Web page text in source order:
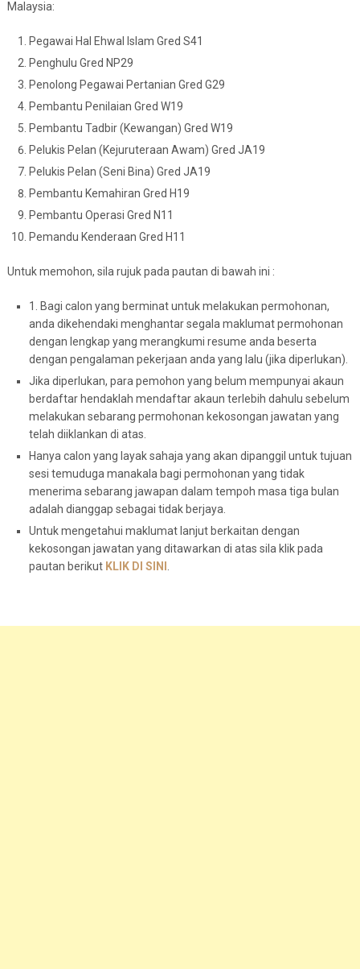
Malaysia:
Pegawai Hal Ehwal Islam Gred S41
Penghulu Gred NP29
Penolong Pegawai Pertanian Gred G29
Pembantu Penilaian Gred W19
Pembantu Tadbir (Kewangan) Gred W19
Pelukis Pelan (Kejuruteraan Awam) Gred JA19
Pelukis Pelan (Seni Bina) Gred JA19
Pembantu Kemahiran Gred H19
Pembantu Operasi Gred N11
Pemandu Kenderaan Gred H11
Untuk memohon, sila rujuk pada pautan di bawah ini :
1. Bagi calon yang berminat untuk melakukan permohonan,
anda dikehendaki menghantar segala maklumat permohonan
dengan lengkap yang merangkumi resume anda beserta
dengan pengalaman pekerjaan anda yang lalu (jika diperlukan).
Jika diperlukan, para pemohon yang belum mempunyai akaun
berdaftar hendaklah mendaftar akaun terlebih dahulu sebelum
melakukan sebarang permohonan kekosongan jawatan yang
telah diiklankan di atas.
Hanya calon yang layak sahaja yang akan dipanggil untuk tujuan
sesi temuduga manakala bagi permohonan yang tidak
menerima sebarang jawapan dalam tempoh masa tiga bulan
adalah dianggap sebagai tidak berjaya.
Untuk mengetahui maklumat lanjut berkaitan dengan
kekosongan jawatan yang ditawarkan di atas sila klik pada
pautan berikut KLIK DI SINI